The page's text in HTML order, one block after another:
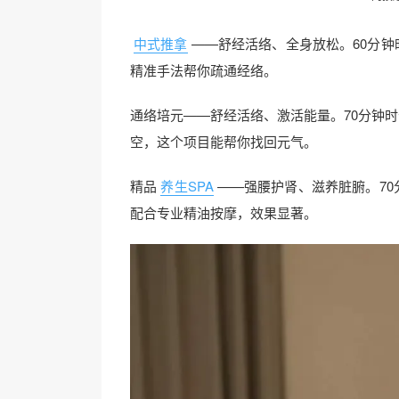
中式推拿 ——舒经活络、全身放松。60分钟
精准手法帮你疏通经络。
通络培元——舒经活络、激活能量。70分钟
空，这个项目能帮你找回元气。
精品 养生SPA ——强腰护肾、滋养脏腑。70
配合专业精油按摩，效果显著。